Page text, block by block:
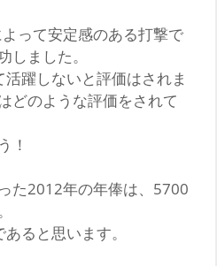
って安定感のある打撃で
しました。
躍しないと評価はされま
どのような評価をされて
！
た2012年の年俸は、5700
ると思います。